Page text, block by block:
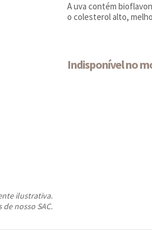
ilustrativa.
nosso SAC.
A uva contém
o colesterol alto,
Indisponível no